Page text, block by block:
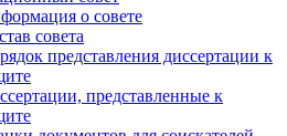
о совете
совета
представления диссертации к
представленные к